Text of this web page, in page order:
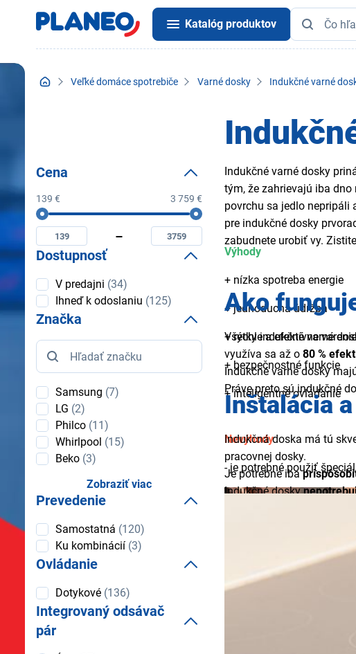
Katalóg produktov
Veľké domáce spotrebiče Varné dosky Indukčné varné
Indukčné varné dosky
tým, že zahrievajú iba
povrchu sa jedlo
pre indukčné dosky
zabudnete urobiť vy.
Výhody
+ nízka spotreba energie
+ jednoduchá údržba
+ rýchle a efektívne varenie
+ bezpečnostné funkcie
+ inteligentné ovládanie
Nevýhody
- je potrebné použiť
Ako
Všetky indukčné varné
využíva sa až o 80 %
Indukčné varné dosky
Práve preto sú indukčné
Inštalácia
Indukčná doska má tú
pracovnej dosky.
Je potrebné iba
Indukčné dosky
Indukčné dosky s menším
Cena
139 € 3 759 €
Cena
Minimální
cena
Maximální
cena
Dostupnosť
Dostupnosť
V predajni (34)
Ihneď k odoslaniu (125)
Značka
Značka
Samsung (7)
LG (2)
Philco (11)
Whirlpool (15)
Beko (3)
Zobraziť viac
Prevedenie
Prevedenie
Samostatná (120)
Ku kombinácií (3)
Ovládanie
Ovládanie
Dotykové (136)
Integrovaný odsávač
pár